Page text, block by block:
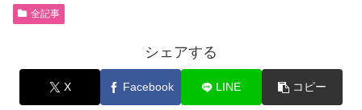
全記事
シェアする
X Facebook LINE コピー